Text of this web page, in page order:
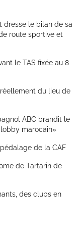
dresse le bilan de sa
route sportive et
le TAS fixée au 8
du lieu de
ABC brandit le
marocain»
de la CAF
de Tartarin de
des clubs en